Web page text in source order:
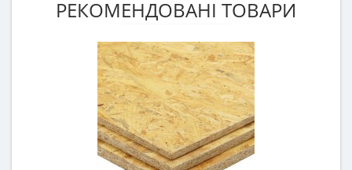
РЕКОМЕНДОВАНІ ТОВАРИ